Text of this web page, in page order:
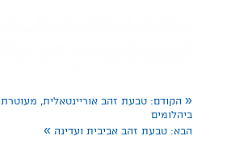
« הקודם: טבעת זהב אוריינטאלית, מעוטרת
ביהלומים
הבא: טבעת זהב אביבית ועדינה »